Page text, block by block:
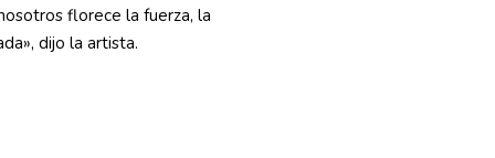
florece la fuerza, la
dijo la artista.